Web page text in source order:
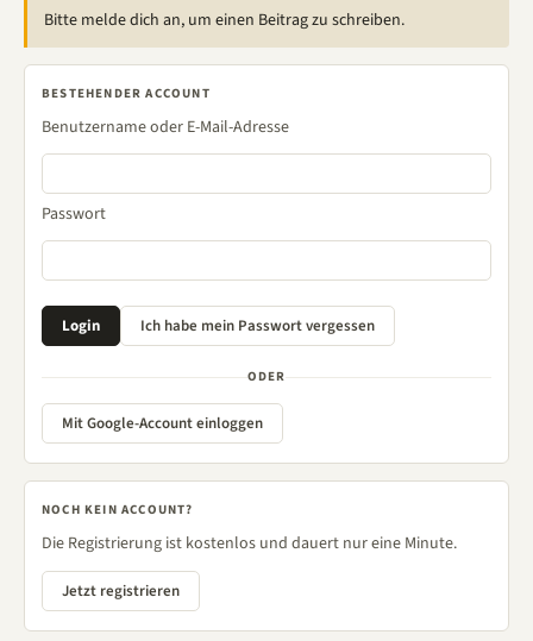
Bitte melde dich an, um einen Beitrag zu schreiben.
BESTEHENDER ACCOUNT
Benutzername oder E-Mail-Adresse
Passwort
ODER
Mit Google-Account einloggen
NOCH KEIN ACCOUNT?
Die Registrierung ist kostenlos und dauert nur eine Minute.
Jetzt registrieren